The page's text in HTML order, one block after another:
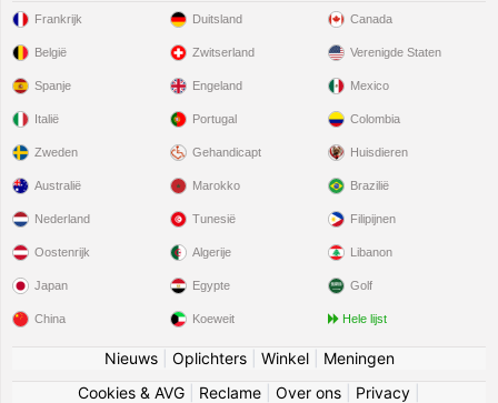
Frankrijk
België
Spanje
Italië
Zweden
Duitsland
Zwitserland
Engeland
Portugal
Gehandicapt
Canada
Verenigde Staten
Mexico
Colombia
Huisdieren
Australië
Nederland
Oostenrijk
Japan
China
Marokko
Tunesië
Algerije
Egypte
Koeweit
Brazilië
Filipijnen
Libanon
Golf
Hele lijst
Nieuws| Oplichters| Winkel| Meningen
Cookies & AVG
Reclame Over ons Privacy